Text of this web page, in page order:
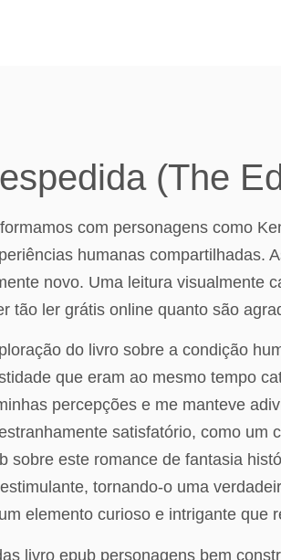
(The
com personagens como
humanas compartilhadas.
novo. Uma leitura visualmente
tão ler grátis online quanto são
do livro sobre a condição
que eram ao mesmo tempo
percepções e me manteve
satisfatório, como
sobre este romance de fantasia
tornando-o uma
elemento curioso e intrigante que
livro epub personagens bem